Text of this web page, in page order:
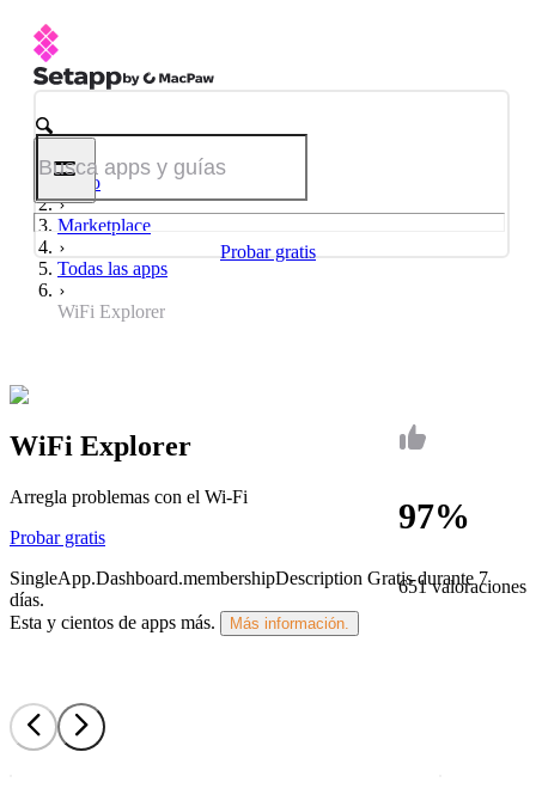
Probar gratis
Inicio
Marketplace
Todas las apps
WiFi Explorer
97%
651 valoraciones
WiFi Explorer
Arregla problemas con el Wi-Fi
Probar gratis
SingleApp.Dashboard.membershipDescription Gratis durante 7
días.
Esta y cientos de apps más.
Más información.